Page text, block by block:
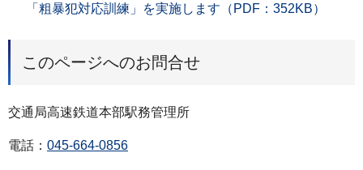
「粗暴犯対応訓練」を実施します（PDF：352KB）
このページへのお問合せ
交通局高速鉄道本部駅務管理所
電話： 045-664-0856